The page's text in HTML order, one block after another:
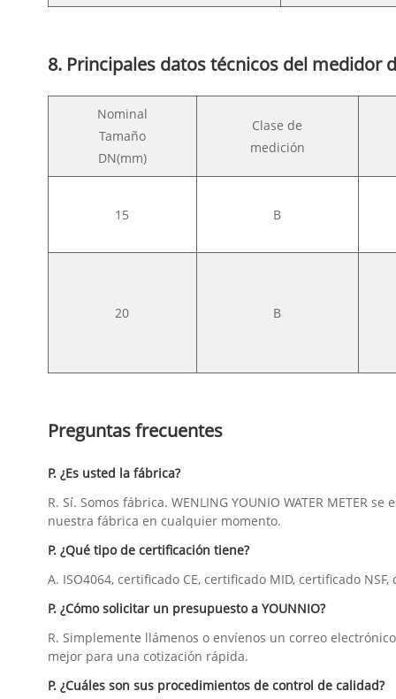
8. Principales datos técnicos del medidor
Nominal
Tamaño
DN(mm)
Clase de
medición
15 B
20 B
Preguntas frecuentes
P. ¿Es usted la fábrica?
R. Sí. Somos fábrica. WENLING YOUNIO WATER
nuestra fábrica en cualquier momento.
P. ¿Qué tipo de certificación tiene?
A. ISO4064, certificado CE, certificado MID, certificado NSF,
P. ¿Cómo solicitar un presupuesto a YOUNNIO?
R. Simplemente llámenos o envíenos un correo
mejor para una cotización rápida.
P. ¿Cuáles son sus procedimientos de control de calidad?